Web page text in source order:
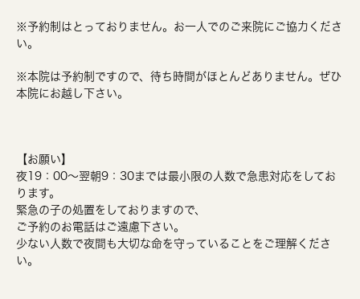
※予約制はとっておりません。お一人でのご来院にご協力くださ
い。
※本院は予約制ですので、待ち時間がほとんどありません。ぜひ
本院にお越し下さい。
【お願い】
夜19：00～翌朝9：30までは最小限の人数で急患対応をしてお
ります。
緊急の子の処置をしておりますので、
ご予約のお電話はご遠慮下さい。
少ない人数で夜間も大切な命を守っていることをご理解くださ
い。